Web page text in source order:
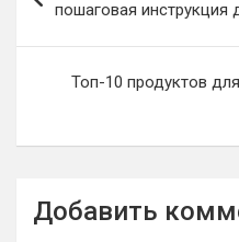
пошаговая инструкция
Топ-10 продуктов
Добавить